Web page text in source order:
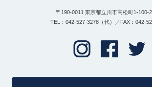
〒190-0011 東京都立川市高松町1-100-
TEL：042-527-3278（代）／FAX：042-